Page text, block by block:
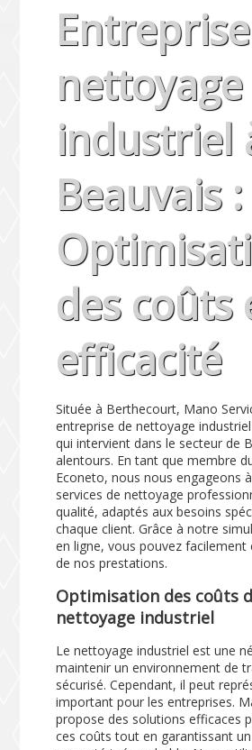
nettoyage
industriel
Beauvais :
des coûts
efficacité
Située à Berthecourt, Mano
entreprise de nettoyage
qui intervient dans le secteur de
alentours. En tant que membre
Econeto, nous nous engageons
services de nettoyage
qualité, adaptés aux besoins
chaque client. Grâce à notre
en ligne, vous pouvez
de nos prestations.
Optimisation des coûts
nettoyage industriel
Le nettoyage industriel est une
maintenir un environnement de
sécurisé. Cependant, il peut
important pour les entreprises.
propose des solutions efficaces
ces coûts tout en garantissant